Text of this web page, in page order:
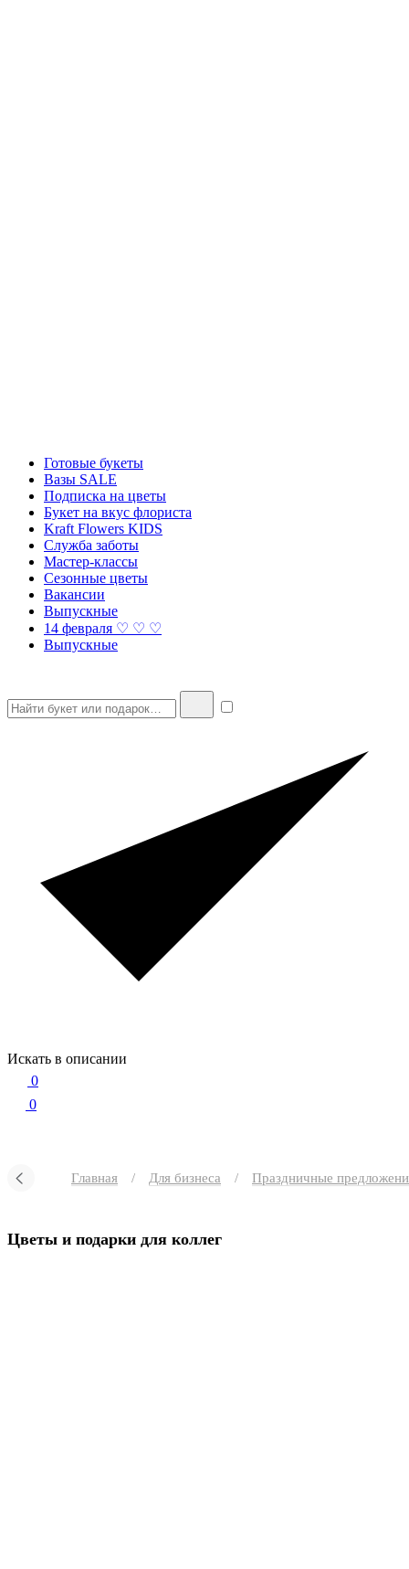
Готовые букеты
Вазы SALE
Подписка на цветы
Букет на вкус флориста
Kraft Flowers KIDS
Служба заботы
Мастер-классы
Сезонные цветы
Вакансии
Выпускные
14 февраля ♡ ♡ ♡
Выпускные
Искать в описании
0
0
Главная / Для бизнеса / Праздничные
Цветы и подарки для коллег